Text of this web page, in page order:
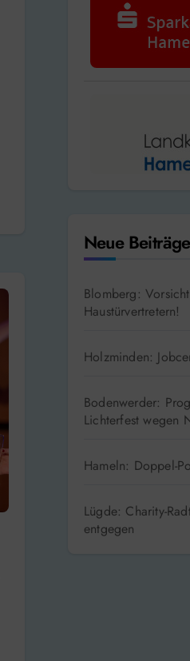
Neue Beiträge
Blomberg:
Haustürvertretern!
Holzminden:
Bodenwerder:
Lichterfest wegen
Hameln: Doppel-
Lügde: Charity-
entgegen